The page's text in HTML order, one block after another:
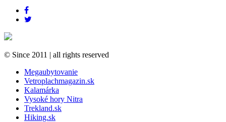
© Since 2011 | all rights reserved
Megaubytovanie
Vetroplachmagazin.sk
Kalamárka
Vysoké hory Nitra
Trekland.sk
Hiking.sk